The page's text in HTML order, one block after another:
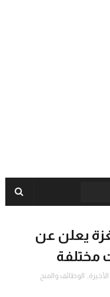
يعلن عن
مختلفة
, الوظائف والمنح